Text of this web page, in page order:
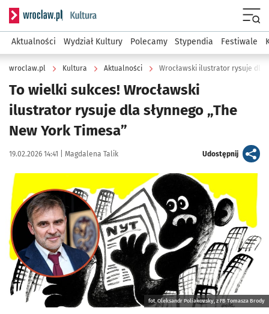
Serwis informacyjny wroclaw.pl podserwis: Kultura
Aktualności Wydział Kultury Polecamy Stypendia Festiwale
wroclaw.pl Kultura Aktualności Wrocławski ilustrator rysuje dla
To wielki sukces! Wrocławski
ilustrator rysuje dla słynnego „The
New York Timesa”
Data publikacji:
19.02.2026 14:41 | Autor:
Magdalena Talik Udostępnijartykuł
Kliknij, aby powiększyć
fot. Oleksandr Poliakovsky, z FB Tomasza Brody